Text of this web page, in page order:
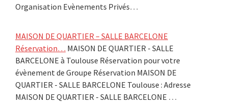
Organisation Evènements Privés…
MAISON DE QUARTIER – SALLE BARCELONE
Réservation… MAISON DE QUARTIER - SALLE
BARCELONE à Toulouse Réservation pour votre
évènement de Groupe Réservation MAISON DE
QUARTIER - SALLE BARCELONE Toulouse : Adresse
MAISON DE QUARTIER - SALLE BARCELONE …